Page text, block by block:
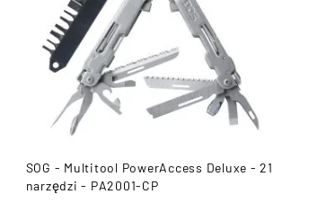
SOG - Multitool PowerAccess Deluxe - 21
narzędzi - PA2001-CP